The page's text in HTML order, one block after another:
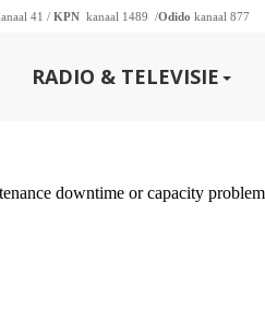
41 / KPN kanaal 1489 /Odido kanaal 877
RADIO & TELEVISIE